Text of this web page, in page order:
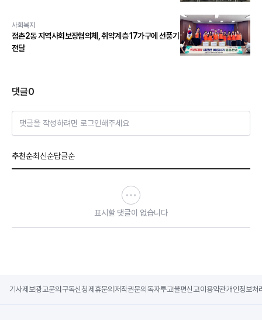
사회복지
점촌2동 지역사회보장협의체, 취약계층 17가구에 선풍기
전달
댓글0
댓글을 작성하려면 로그인해주세요
추천순최신순답글순
표시할 댓글이 없습니다
기사제보광고문의 구독신청제휴문의 저작권문의 독자투고불편신고이용약관개인정보처